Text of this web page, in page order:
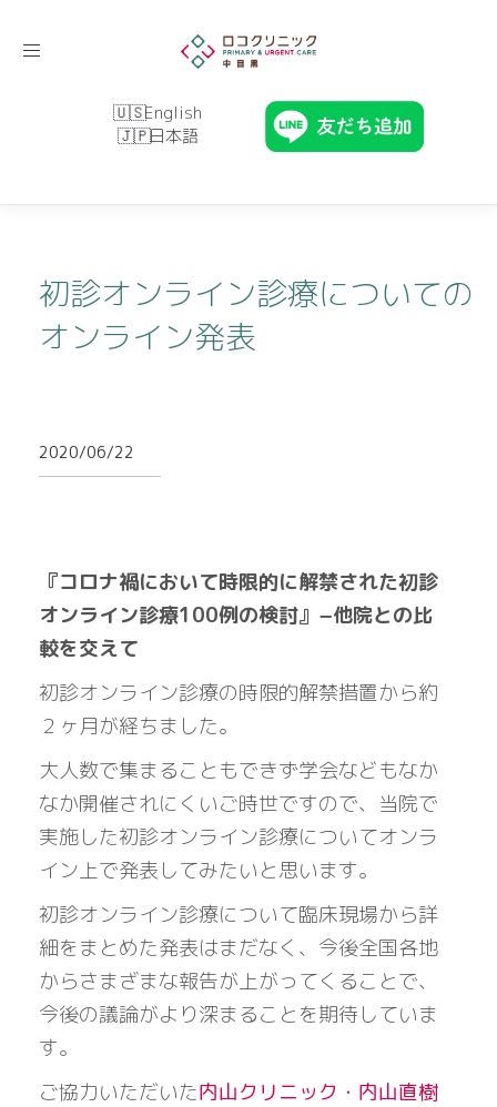
Toggle
English
日本語
初診オンライン診療についての
オンライン発表
2020/06/22
『コロナ禍において時限的に解禁された初診
オンライン診療100例の検討』 −他院との比
較を交えて
初診オンライン診療の時限的解禁措置から約
２ヶ月が経ちました。
大人数で集まることもできず学会などもなか
なか開催されにくいご時世ですので、当院で
実施した初診オンライン診療についてオンラ
イン上で発表してみたいと思います。
初診オンライン診療について臨床現場から詳
細をまとめた発表はまだなく、今後全国各地
からさまざまな報告が上がってくることで、
今後の議論がより深まることを期待していま
す。
ご協力いただいた内山クリニック・内山直樹